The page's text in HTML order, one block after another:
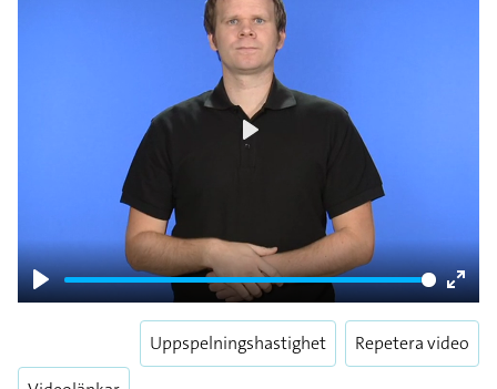
Play
Enter
Uppspelningshastighet Repetera video